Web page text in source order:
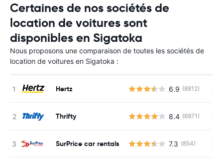
Certaines de nos sociétés de
location de voitures sont
disponibles en Sigatoka
Nous proposons une comparaison de toutes les sociétés de
location de voitures en Sigatoka :
Hertz 6.9 (8812)
Thrifty 8.4 (6971)
SurPrice car rentals 7.3 (854)